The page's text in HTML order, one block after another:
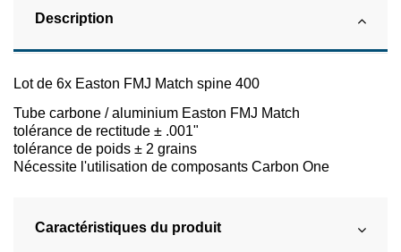
Description
Lot de 6x Easton FMJ Match spine 400
Tube carbone / aluminium Easton FMJ Match
tolérance de rectitude ± .001"
tolérance de poids ± 2 grains
Nécessite l'utilisation de composants Carbon One
Caractéristiques du produit